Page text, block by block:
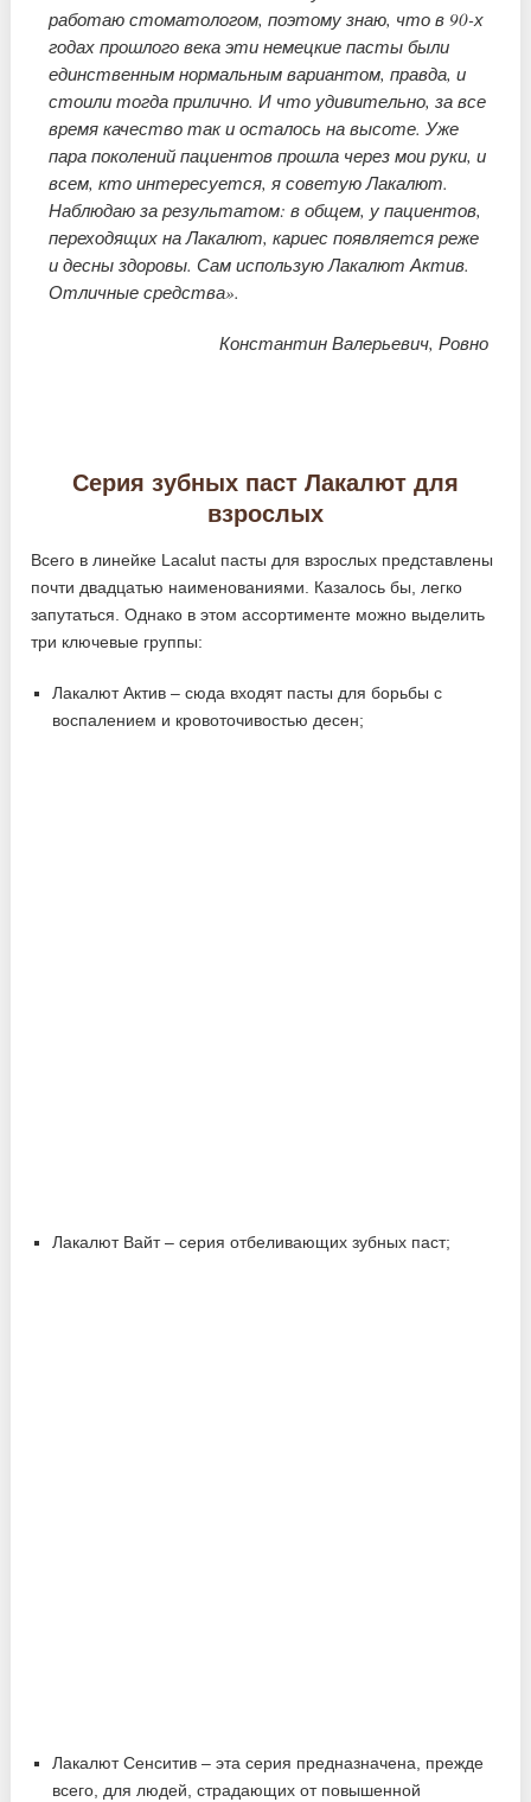
работаю стоматологом, поэтому знаю, что в 90-х
годах прошлого века эти немецкие пасты были
единственным нормальным вариантом, правда, и
стоили тогда прилично. И что удивительно, за все
время качество так и осталось на высоте. Уже
пара поколений пациентов прошла через мои руки, и
всем, кто интересуется, я советую Лакалют.
Наблюдаю за результатом: в общем, у пациентов,
переходящих на Лакалют, кариес появляется реже
и десны здоровы. Сам использую Лакалют Актив.
Отличные средства».
Константин Валерьевич, Ровно
Серия зубных паст Лакалют для
взрослых
Всего в линейке Lacalut пасты для взрослых представлены
почти двадцатью наименованиями. Казалось бы, легко
запутаться. Однако в этом ассортименте можно выделить
три ключевые группы:
Лакалют Актив – сюда входят пасты для борьбы с
воспалением и кровоточивостью десен;
Лакалют Вайт – серия отбеливающих зубных паст;
Лакалют Сенситив – эта серия предназначена, прежде
всего, для людей, страдающих от повышенной